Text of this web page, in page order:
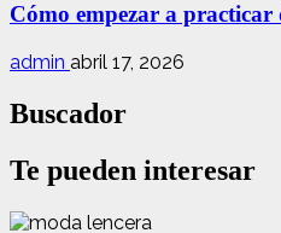
Cómo empezar a
admin abril 17, 2026
Buscador
Te pueden interesar